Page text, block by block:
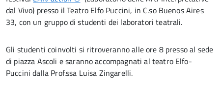
dal Vivo) presso il Teatro Elfo Puccini, in C.so Buenos Aires
33, con un gruppo di studenti dei laboratori teatrali.
Gli studenti coinvolti si ritroveranno alle ore 8 presso al sede
di piazza Ascoli e saranno accompagnati al teatro Elfo-
Puccini dalla Prof.ssa Luisa Zingarelli.